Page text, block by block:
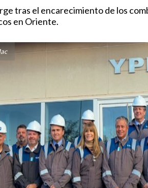
tras el encarecimiento de los
en Oriente.